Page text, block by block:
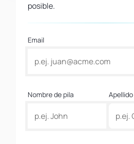
posible.
Email
Nombre de pila Apellido